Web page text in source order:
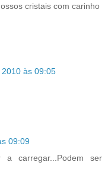
cristais com carinho
às 09:05
09:09
a carregar...Podem ser